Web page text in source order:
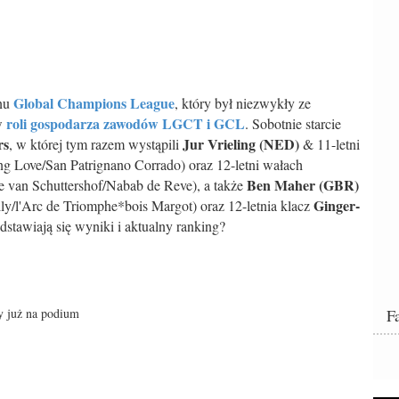
Global Champions League, który był niezwykły ze
roli gospodarza zawodów LGCT i GCL. Sobotnie starcie
, w której tym razem wystąpili Jur Vrieling (NED)& 11-letni
Love/San Patrignano Corrado) oraz 12-letni wałach
Schuttershof/Nabab de Reve), a takżeBen Maher (GBR)
l'Arc de Triomphe*bois Margot) oraz 12-letnia klaczGinger-
się wyniki i aktualny ranking?
już na podium